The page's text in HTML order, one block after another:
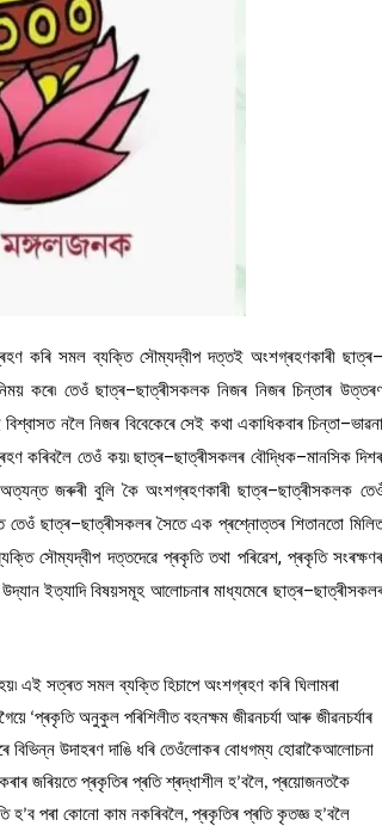
কৰি সমল ব্যক্তি সৌম্যদ্বীপ দত্তই অংশগ্ৰহণকাৰী ছাত্ৰ
কৰে৷ তেওঁ ছাত্ৰ–ছাত্ৰীসকলক নিজৰ নিজৰ চিন্তাৰ
বিশ্বাসত নলৈ নিজৰ বিবেকেৰে সেই কথা একাধিকবাৰ চিন্তা–
কৰিবলৈ তেওঁ কয়৷ ছাত্ৰ–ছাত্ৰীসকলৰ বৌদ্ধিক–মানসিক
অত্যন্ত জৰুৰী বুলি কৈ অংশগ্ৰহণকাৰী ছাত্ৰ–ছাত্ৰীসকলক
তেওঁ ছাত্ৰ–ছাত্ৰীসকলৰ সৈতে এক প্ৰশ্নোত্তৰ শিতানতো
সৌম্যদ্বীপ দত্তদেৱে প্ৰকৃতি তথা পৰিৱেশ,প্ৰকৃতি
উদ্যান ইত্যাদি বিষয়সমূহ আলোচনাৰ মাধ্যমেৰে ছাত্ৰ–
এই সত্ৰত সমল ব্যক্তি হিচাপে অংশগ্ৰহণ কৰি ঘিলামৰা
‘প্ৰকৃতি অনুকুল পৰিশিলীত বহনক্ষম জীৱনচৰ্যা আৰু জীৱনচৰ্যাৰ
বিভিন্ন উদাহৰণ দাঙি ধৰি তেওঁলোকৰ বোধগম্য হোৱাকৈআলোচনা
কৰাৰ জৰিয়তে প্ৰকৃতিৰ প্ৰতি শ্ৰদ্ধাশীল হ’বলৈ,প্ৰয়োজনতকৈ
হ’ব পৰা কোনো কাম নকৰিবলৈ,প্ৰকৃতিৰ প্ৰতি কৃতজ্ঞ হ’বলৈ